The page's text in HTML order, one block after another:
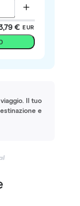
€ EUR
Il tuo
e